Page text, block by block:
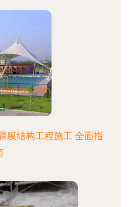
膜结构工程施工 全面指